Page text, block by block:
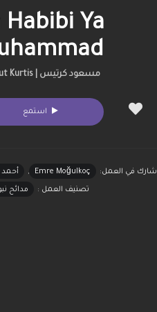
Habibi Ya
مسعود كرتيس | Mesut Kurtis
استمع
شارك في العمل: Emre Moğulkoç
, أحمد
تصنيف العمل : مدائح